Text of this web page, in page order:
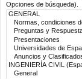
Opciones de búsqueda).